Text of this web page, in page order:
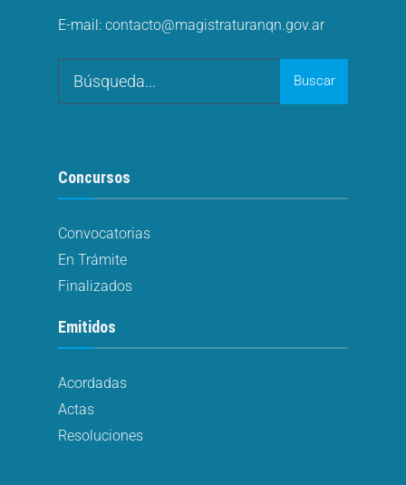
E-mail: contacto@magistraturanqn.gov.ar
Buscar
Concursos
Convocatorias
En Trámite
Finalizados
Emitidos
Acordadas
Actas
Resoluciones